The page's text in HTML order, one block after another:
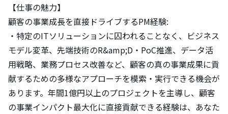
【仕事の魅力】
顧客の事業成長を直接ドライブするPM経験:
・特定のITソリューションに囚われることなく、ビジネス
モデル変革、先端技術のR&amp;D・PoC推進、データ活
用戦略、業務プロセス改善など、顧客の真の事業成果に貢
献するための多様なアプローチを模索・実行できる機会が
あります。年間1億円以上のプロジェクトを主導し、顧客
の事業インパクト最大化に直接貢献できる経験は、あなた